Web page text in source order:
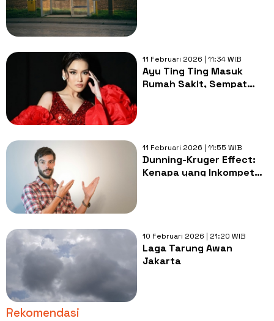
11 Februari 2026 | 11:34 WIB
Ayu Ting Ting Masuk
Rumah Sakit, Sempat
11 Februari 2026 | 11:55 WIB
Dunning-Kruger Effect:
Kenapa yang Inkompeten
10 Februari 2026 | 21:20 WIB
Laga Tarung Awan
Jakarta
Rekomendasi